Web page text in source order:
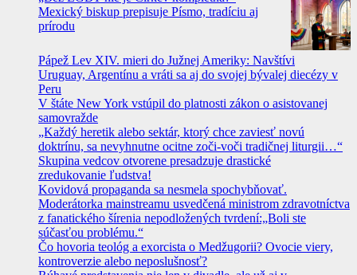
Mexický biskup prepisuje Písmo, tradíciu aj
prírodu
Pápež Lev XIV. mieri do Južnej Ameriky: Navštívi
Uruguay, Argentínu a vráti sa aj do svojej bývalej diecézy v
Peru
V štáte New York vstúpil do platnosti zákon o asistovanej
samovražde
„Každý heretik alebo sektár, ktorý chce zaviesť novú
doktrínu, sa nevyhnutne ocitne zoči-voči tradičnej liturgii…“
Skupina vedcov otvorene presadzuje drastické
zredukovanie ľudstva!
Kovidová propaganda sa nesmela spochybňovať.
Moderátorka mainstreamu usvedčená ministrom zdravotníctva
z fanatického šírenia nepodložených tvrdení:„Boli ste
súčasťou problému.“
Čo hovoria teológ a exorcista o Medžugorii? Ovocie viery,
kontroverzie alebo neposlušnosť?